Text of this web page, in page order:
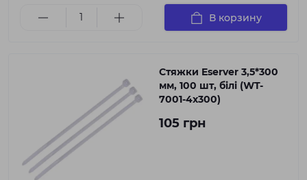
В корзину
Стяжки Eserver 3,5*300
мм, 100 шт, білі (WT-
7001-4x300)
105 грн